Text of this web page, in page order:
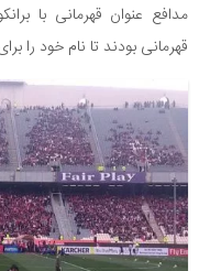
مدافع عنوان قهرمانی با
قهرمانی بودند تا نام خود را